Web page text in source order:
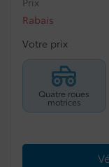
Rabais
Votre prix
Quatre roues
motrices